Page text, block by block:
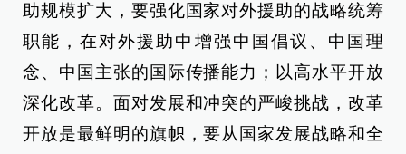
助规模扩大，要强化国家对外援助的战略统筹
职能，在对外援助中增强中国倡议、中国理
念、中国主张的国际传播能力；以高水平开放
深化改革。面对发展和冲突的严峻挑战，改革
开放是最鲜明的旗帜，要从国家发展战略和全